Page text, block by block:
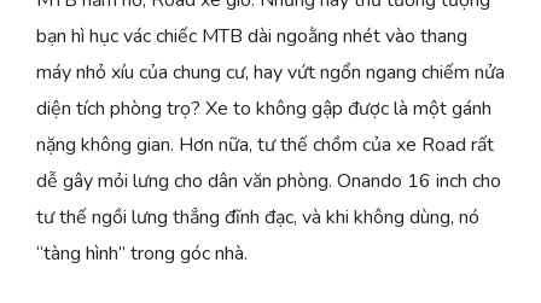
bạn hì hục vác chiếc MTB dài ngoằng nhét vào thang
máy nhỏ xíu của chung cư, hay vứt ngổn ngang chiếm nửa
diện tích phòng trọ? Xe to không gập được là một gánh
nặng không gian. Hơn nữa, tư thế chồm của xe Road rất
dễ gây mỏi lưng cho dân văn phòng. Onando 16 inch cho
tư thế ngồi lưng thẳng đĩnh đạc, và khi không dùng, nó
“tàng hình” trong góc nhà.